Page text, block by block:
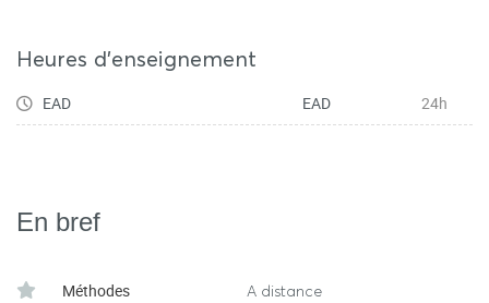
Heures d'enseignement
EAD EAD 24h
En bref
Méthodes
A distance